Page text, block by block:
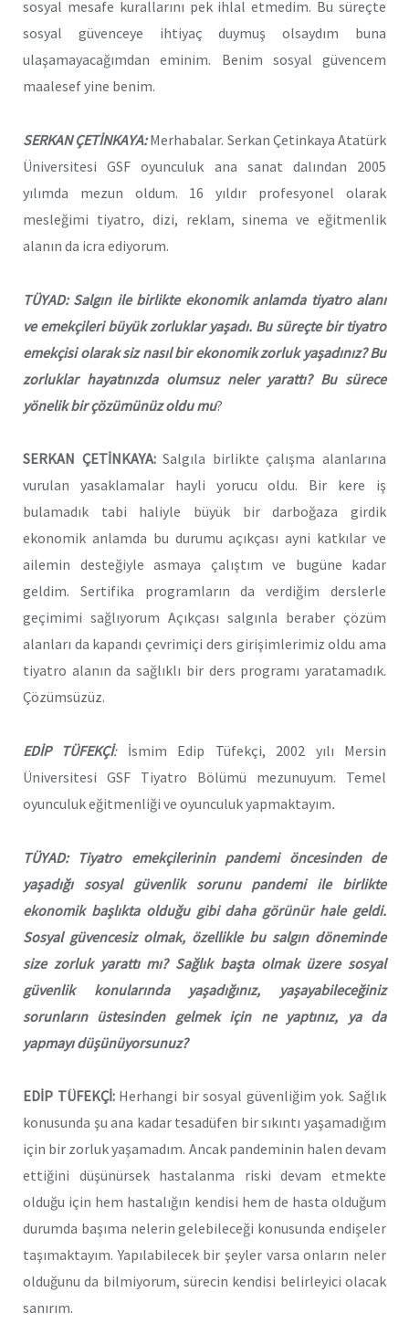
sosyal mesafe kurallarını pek ihlal etmedim. Bu süreçte
sosyal güvenceye ihtiyaç duymuş olsaydım buna
ulaşamayacağımdan eminim. Benim sosyal güvencem
maalesef yine benim.
SERKAN ÇETİNKAYA:Merhabalar. Serkan Çetinkaya Atatürk
Üniversitesi GSF oyunculuk ana sanat dalından 2005
yılımda mezun oldum. 16 yıldır profesyonel olarak
mesleğimi tiyatro, dizi, reklam, sinema ve eğitmenlik
alanın da icra ediyorum.
TÜYAD: Salgın ile birlikte ekonomik anlamda tiyatro alanı
ve emekçileri büyük zorluklar yaşadı. Bu süreçte bir tiyatro
emekçisi olarak siz nasıl bir ekonomik zorluk yaşadınız? Bu
zorluklar hayatınızda olumsuz neler yarattı? Bu sürece
yönelik bir çözümünüz oldu mu?
SERKAN ÇETİNKAYA:Salgıla birlikte çalışma alanlarına
vurulan yasaklamalar hayli yorucu oldu. Bir kere iş
bulamadık tabi haliyle büyük bir darboğaza girdik
ekonomik anlamda bu durumu açıkçası ayni katkılar ve
ailemin desteğiyle asmaya çalıştım ve bugüne kadar
geldim. Sertifika programların da verdiğim derslerle
geçimimi sağlıyorum Açıkçası salgınla beraber çözüm
alanları da kapandı çevrimiçi ders girişimlerimiz oldu ama
tiyatro alanın da sağlıklı bir ders programı yaratamadık.
Çözümsüzüz.
EDİP TÜFEKÇİ: İsmim Edip Tüfekçi, 2002 yılı Mersin
Üniversitesi GSF Tiyatro Bölümü mezunuyum. Temel
oyunculuk eğitmenliği ve oyunculuk yapmaktayım.
TÜYAD: Tiyatro emekçilerinin pandemi öncesinden de
yaşadığı sosyal güvenlik sorunu pandemi ile birlikte
ekonomik başlıkta olduğu gibi daha görünür hale geldi.
Sosyal güvencesiz olmak, özellikle bu salgın döneminde
size zorluk yarattı mı? Sağlık başta olmak üzere sosyal
güvenlik konularında yaşadığınız, yaşayabileceğiniz
sorunların üstesinden gelmek için ne yaptınız, ya da
yapmayı düşünüyorsunuz?
EDİP TÜFEKÇİ:Herhangi bir sosyal güvenliğim yok. Sağlık
konusunda şu ana kadar tesadüfen bir sıkıntı yaşamadığım
için bir zorluk yaşamadım. Ancak pandeminin halen devam
ettiğini düşünürsek hastalanma riski devam etmekte
olduğu için hem hastalığın kendisi hem de hasta olduğum
durumda başıma nelerin gelebileceği konusunda endişeler
taşımaktayım. Yapılabilecek bir şeyler varsa onların neler
olduğunu da bilmiyorum, sürecin kendisi belirleyici olacak
sanırım.